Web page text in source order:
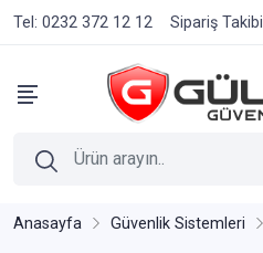
Tel: 0232 372 12 12 Sipariş Takibi
Anasayfa Güvenlik Sistemleri